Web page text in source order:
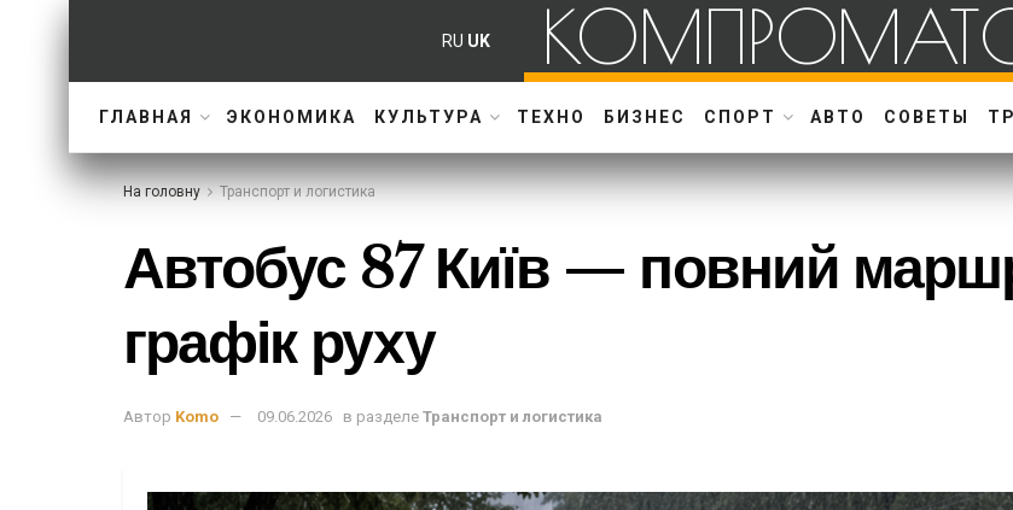
RU UK
ГЛАВНАЯ ЭКОНОМИКА КУЛЬТУРА ТЕХНО БИЗНЕС СПОРТ АВТО СОВЕТЫ
На головну Транспорт и логистика
Автобус 87 Київ — повний
графік руху
Автор Komo 09.06.2026 в разделе Транспорт и логистика